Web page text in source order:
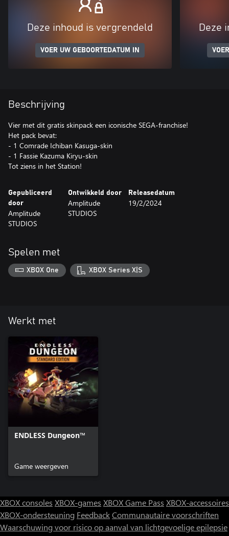
Deze inhoud is vergrendeld
VOER UW GEBOORTEDATUM IN
Deze
Beschrijving
Vier met dit gratis skinpack een iconische SEGA-franchise!
Het pack bevat:
- 1 Comrade Ichiban Kasuga-skin
- 1 Fassie Kazuma Kiryu-skin
Tot ziens in het Station!
Gepubliceerd
door
Amplitude
STUDIOS
Ontwikkeld door
Amplitude
STUDIOS
Releasedatum
19/2/2024
Spelen met
XBOX One XBOX Series X|S
Werkt met
ENDLESS Dungeon™
Game weergeven
XBOX consoles XBOX-games XBOX Game Pass XBOX-accessoires
XBOX-ondersteuning FeedbackCommunautaire voorschriften
Waarschuwing voor risico op aanval van lichtgevoelige epilepsie